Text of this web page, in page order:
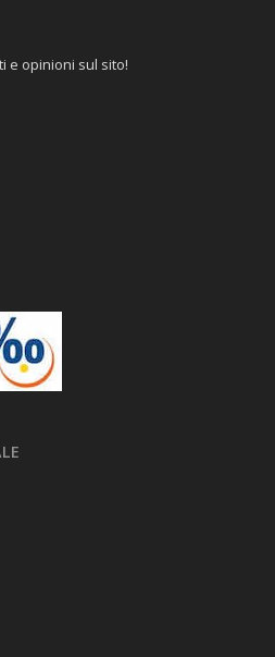
e opinioni sul sito!